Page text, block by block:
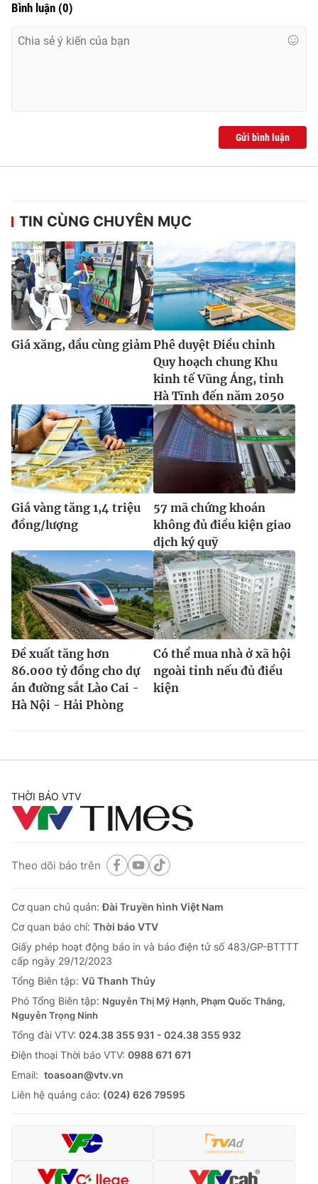
Bình luận (0)
Gửi bình luận
TIN CÙNG CHUYÊN MỤC
Giá xăng, dầu cùng giảmPhê duyệt Điều chỉnh
Quy hoạch chung Khu
kinh tế Vũng Áng, tỉnh
Hà Tĩnh đến năm 2050
Giá vàng tăng 1,4 triệu
đồng/lượng
57 mã chứng khoán
không đủ điều kiện giao
dịch ký quỹ
Đề xuất tăng hơn
86.000 tỷ đồng cho dự
án đường sắt Lào Cai -
Hà Nội - Hải Phòng
Có thể mua nhà ở xã hội
ngoài tỉnh nếu đủ điều
kiện
THỜI BÁO VTV
Theo dõi báo trên
Cơ quan chủ quản:Đài Truyền hình Việt Nam
Cơ quan báo chí: Thời báo VTV
Giấy phép hoạt động báo in và báo điện tử số 483/GP-BTTTT
cấp ngày 29/12/2023
Tổng Biên tập: Vũ Thanh Thủy
Phó Tổng Biên tập: Nguyễn Thị Mỹ Hạnh, Phạm Quốc Thắng,
Nguyễn Trọng Ninh
Tổng đài VTV: 024.38 355 931 - 024.38 355 932
Ðiện thoại Thời báo VTV: 0988 671 671
Email: toasoan@vtv.vn
Liên hệ quảng cáo: (024) 626 79595